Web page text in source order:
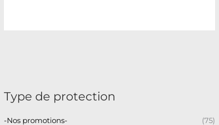
Type de protection
-Nos promotions- (75)